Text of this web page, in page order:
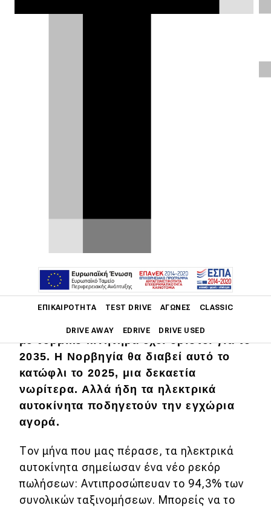
ΕΠΙΚΑΙΡΌΤΗΤΑ TEST DRIVE ΑΓΏΝΕΣ CLASSIC
DRIVE AWAY EDRIVE DRIVE USED
Main navigation
Επικαιρότητα
Νέα μοντέλα
Πρωτότυπα
Ελλάδα
Κόσμος
Τεχνολογία
στο 94,3% των νέων ταξινομήσεων.
Ο πανευρωπαϊκός στόχος
με θερμικό κινητήρα έχει οριστεί για το
2035. Η Νορβηγία θα διαβεί αυτό το
κατώφλι το 2025, μια δεκαετία
νωρίτερα. Αλλά ήδη τα ηλεκτρικά
αυτοκίνητα ποδηγετούν την εγχώρια
αγορά.
Τον μήνα που μας πέρασε, τα ηλεκτρικά
αυτοκίνητα σημείωσαν ένα νέο ρεκόρ
πωλήσεων: Αντιπροσώπευαν το 94,3% των
συνολικών ταξινομήσεων. Μπορείς να το